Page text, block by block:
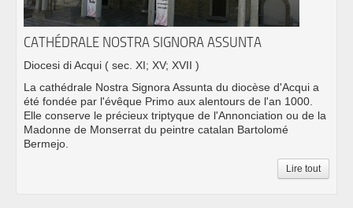
CATHÉDRALE NOSTRA SIGNORA ASSUNTA
Diocesi di Acqui ( sec. XI; XV; XVII )
La cathédrale Nostra Signora Assunta du diocèse d'Acqui a
été fondée par l'évêque Primo aux alentours de l'an 1000.
Elle conserve le précieux triptyque de l'Annonciation ou de la
Madonne de Monserrat du peintre catalan Bartolomé
Bermejo.
Lire tout